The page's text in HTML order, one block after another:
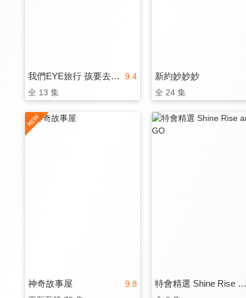
9.4
我們EYE旅行 孩要去哪裡
全 13 集
新約妙妙妙
全 24 集
9.8
神奇故事屋 特會精選 Shine Rise and GO